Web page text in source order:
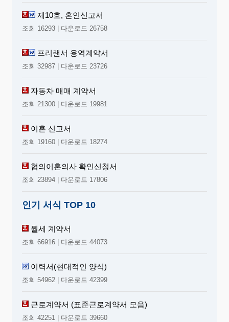
제10호, 혼인신고서
조회 16293 | 다운로드 26758
프리랜서 용역계약서
조회 32987 | 다운로드 23726
자동차 매매 계약서
조회 21300 | 다운로드 19981
이혼 신고서
조회 19160 | 다운로드 18274
협의이혼의사 확인신청서
조회 23894 | 다운로드 17806
인기 서식 TOP 10
월세 계약서
조회 66916 | 다운로드 44073
이력서(현대적인 양식)
조회 54962 | 다운로드 42399
근로계약서 (표준근로계약서 모음)
조회 42251 | 다운로드 39660